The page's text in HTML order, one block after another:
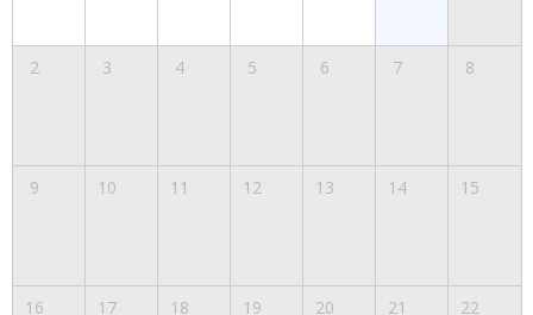
2 3 4 5 6 7 8
9 10 11 12 13 14 15
16 17 18 19 20 21 22